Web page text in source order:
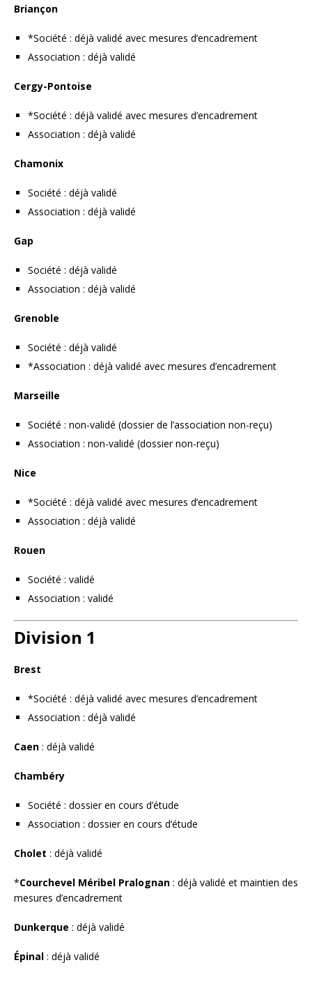
Briançon
*Société : déjà validé avec mesures d’encadrement
Association : déjà validé
Cergy-Pontoise
*Société : déjà validé avec mesures d’encadrement
Association : déjà validé
Chamonix
Société : déjà validé
Association : déjà validé
Gap
Société : déjà validé
Association : déjà validé
Grenoble
Société : déjà validé
*Association : déjà validé avec mesures d’encadrement
Marseille
Société : non-validé (dossier de l’association non-reçu)
Association : non-validé (dossier non-reçu)
Nice
*Société : déjà validé avec mesures d’encadrement
Association : déjà validé
Rouen
Société : validé
Association : validé
Division 1
Brest
*Société : déjà validé avec mesures d’encadrement
Association : déjà validé
Caen : déjà validé
Chambéry
Société : dossier en cours d’étude
Association : dossier en cours d’étude
Cholet : déjà validé
*Courchevel Méribel Pralognan : déjà validé et maintien des
mesures d’encadrement
Dunkerque : déjà validé
Épinal : déjà validé